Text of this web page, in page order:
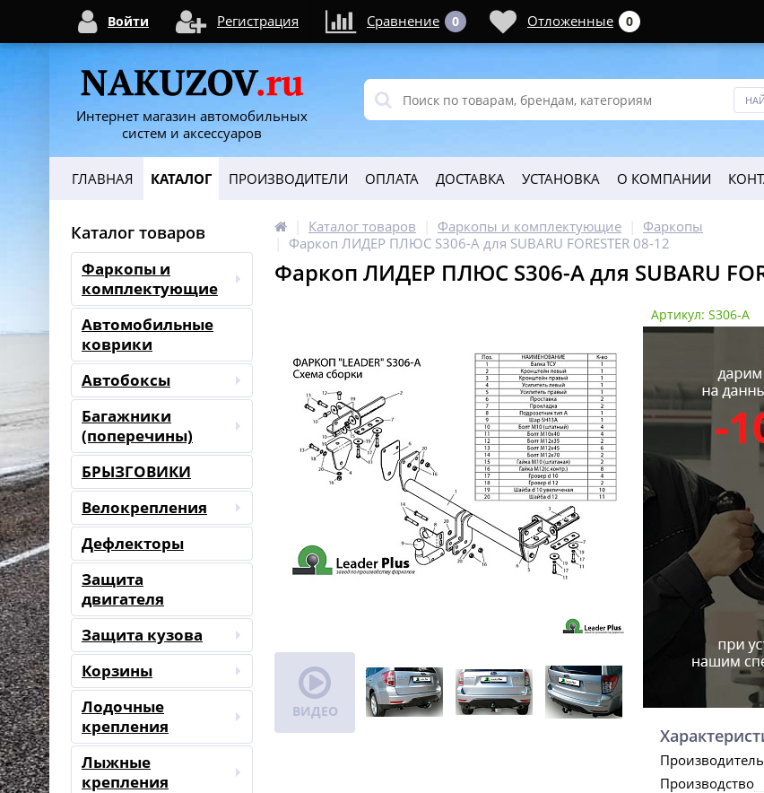
Интернет магазин автомобильных
систем и аксессуаров
ГЛАВНАЯ КАТАЛОГ ПРОИЗВОДИТЕЛИ ОПЛАТА ДОСТАВКА УСТАНОВКА О КОМПАНИИ
Каталог товаров
Фаркопы и
комплектующие
Автомобильные
коврики
Автобоксы
Багажники
(поперечины)
БРЫЗГОВИКИ
Велокрепления
Дефлекторы
Защита
двигателя
Защита кузова
Корзины
Лодочные
крепления
Лыжные
крепления
Каталог товаров Фаркопы и комплектующие
Фаркопы
Фаркоп ЛИДЕР ПЛЮС S306-A для SUBARU FORESTER 08-12
Фаркоп ЛИДЕР ПЛЮС S306-A для SUBARU
ВИДЕО
Артикул: S306-A
Производитель
Производство
Войти Регистрация Сравнение 0 Отложенные 0